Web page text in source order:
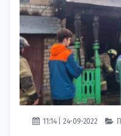
11:14 | 24-09-2022